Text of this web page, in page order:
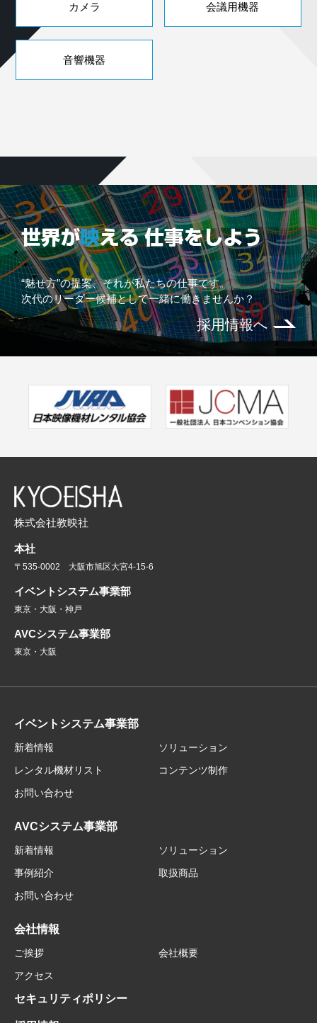
カメラ 会議用機器
音響機器
“魅せ方”の提案、それが私たちの仕事です。
次代のリーダー候補として一緒に働きませんか？
採用情報へ
株式会社教映社
本社
〒535-0002 大阪市旭区大宮4-15-6
イベントシステム事業部
東京・大阪・神戸
AVCシステム事業部
東京・大阪
イベントシステム事業部
新着情報
ソリューション
レンタル機材リスト
コンテンツ制作
お問い合わせ
AVCシステム事業部
新着情報
ソリューション
事例紹介
取扱商品
お問い合わせ
会社情報
ご挨拶
会社概要
アクセス
セキュリティポリシー